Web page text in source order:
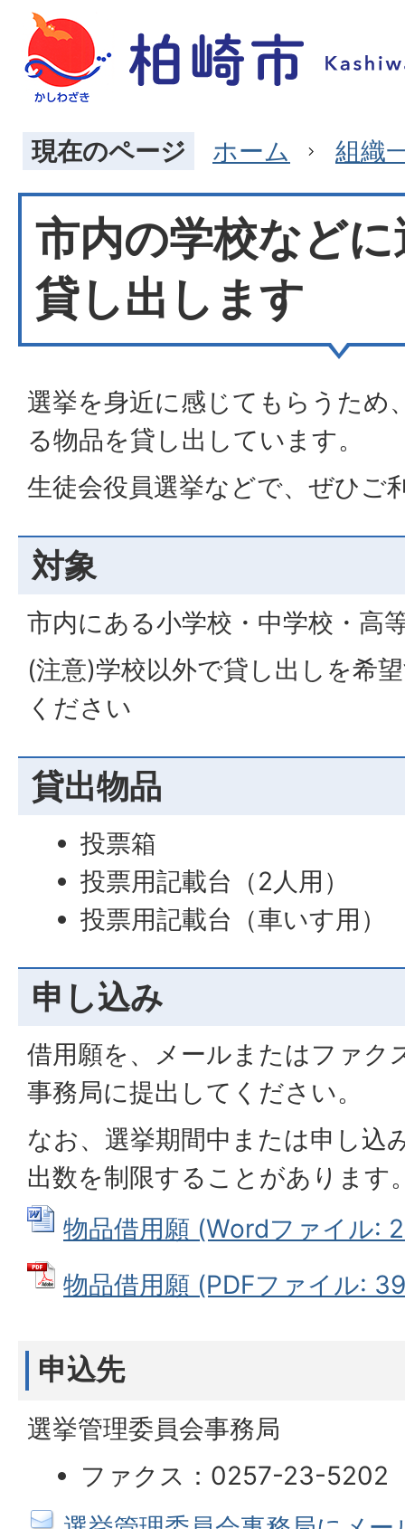
現在のページ ホーム 組織
市内の学校など
貸し出します
選挙を身近に感じてもらうため
る物品を貸し出しています。
生徒会役員選挙などで、ぜひご
対象
市内にある小学校・中学校・高
(注意)学校以外で貸し出しを希
ください
貸出物品
投票箱
投票用記載台（2人用）
投票用記載台（車いす用）
申し込み
借用願を、メールまたはファク
事務局に提出してください。
なお、選挙期間中または申し込
出数を制限することがあります
物品借用願 (Wordファイル:
物品借用願 (PDFファイル:
申込先
選挙管理委員会事務局
ファクス：0257-23-5202